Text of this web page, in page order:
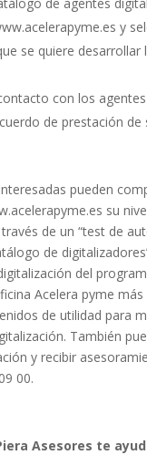
y
se quiere desarrollar
con los
de prestación de
pueden
su
de un “test de
de
del
Acelera pyme más
de utilidad para
También
y recibir
00.
Asesores te